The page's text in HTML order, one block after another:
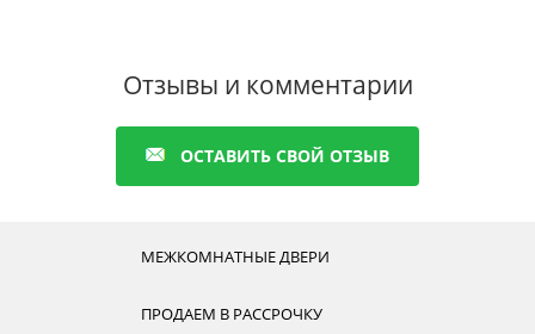
Отзывы и комментарии
ОСТАВИТЬ СВОЙ ОТЗЫВ
МЕЖКОМНАТНЫЕ ДВЕРИ
ПРОДАЕМ В РАССРОЧКУ